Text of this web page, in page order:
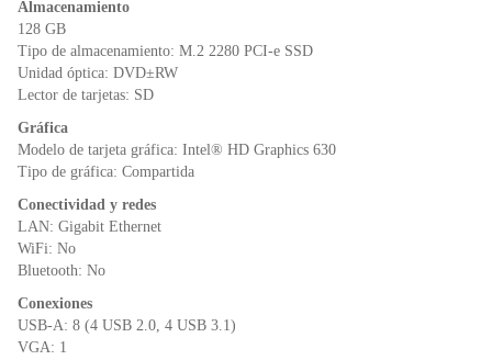
Almacenamiento
128 GB
Tipo de almacenamiento: M.2 2280 PCI-e SSD
Unidad óptica: DVD±RW
Lector de tarjetas: SD
Gráfica
Modelo de tarjeta gráfica: Intel® HD Graphics 630
Tipo de gráfica: Compartida
Conectividad y redes
LAN: Gigabit Ethernet
WiFi: No
Bluetooth: No
Conexiones
USB-A: 8 (4 USB 2.0, 4 USB 3.1)
VGA: 1